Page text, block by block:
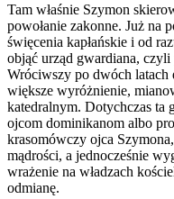
Tam właśnie Szymon
powołanie zakonne. Już na
święcenia kapłańskie i od
objąć urząd gwardiana, czyli
Wróciwszy po dwóch latach
większe wyróżnienie,
katedralnym. Dotychczas ta
ojcom dominikanom albo
krasomówczy ojca
mądrości, a jednocześnie
wrażenie na władzach
odmianę.